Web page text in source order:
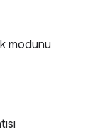
modunu